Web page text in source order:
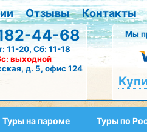
Отзывы
Контакты
44-68
11-20, Сб: 11-18
выходной
д. 5, офис 124
Мы
Туры на пароме Туры по